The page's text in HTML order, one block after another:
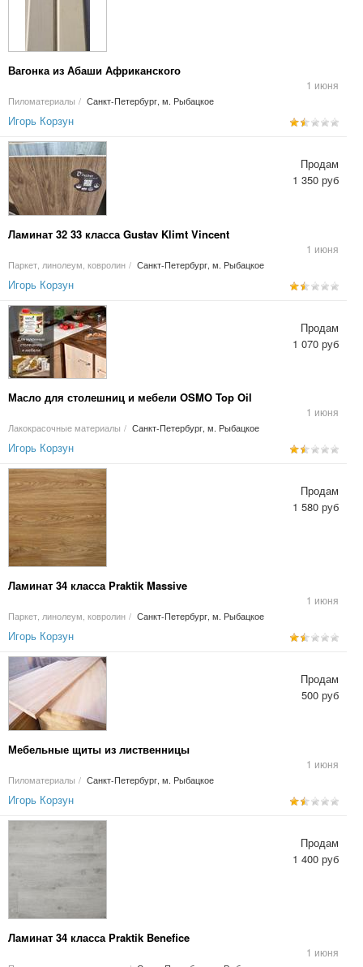
Вагонка из Абаши Африканского
1 июня
Пиломатериалы / Санкт-Петербург, м. Рыбацкое
Игорь Корзун
Ламинат 32 33 класса Gustav Klimt Vincent
1 июня
Паркет, линолеум, ковролин / Санкт-Петербург, м. Рыбацкое
Продам
1 350 руб
Игорь Корзун
Масло для столешниц и мебели OSMO Top Oil
1 июня
Лакокрасочные материалы / Санкт-Петербург, м. Рыбацкое
Продам
1 070 руб
Игорь Корзун
Ламинат 34 класса Praktik Massive
1 июня
Паркет, линолеум, ковролин / Санкт-Петербург, м. Рыбацкое
Продам
1 580 руб
Игорь Корзун
Мебельные щиты из лиственницы
1 июня
Пиломатериалы / Санкт-Петербург, м. Рыбацкое
Продам
500 руб
Игорь Корзун
Ламинат 34 класса Praktik Benefice
1 июня
Продам
1 400 руб